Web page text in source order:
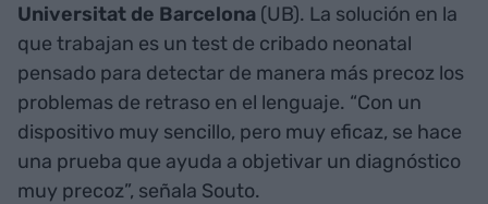
Universitat de Barcelona (UB). La solución en la
que trabajan es un test de cribado neonatal
pensado para detectar de manera más precoz los
problemas de retraso en el lenguaje. “Con un
dispositivo muy sencillo, pero muy eficaz, se hace
una prueba que ayuda a objetivar un diagnóstico
muy precoz”, señala Souto.